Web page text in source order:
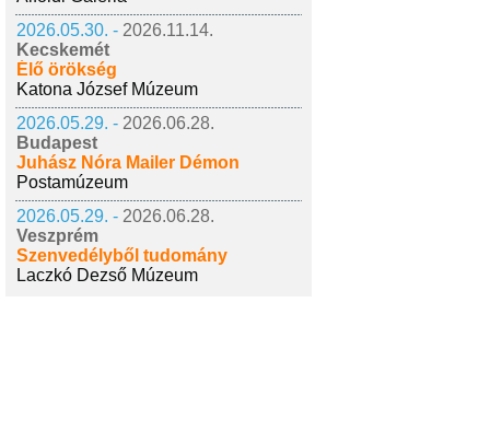
2026.05.30. - 2026.11.14.
Kecskemét
Élő örökség
Katona József Múzeum
2026.05.29. - 2026.06.28.
Budapest
Juhász Nóra Mailer Démon
Postamúzeum
2026.05.29. - 2026.06.28.
Veszprém
Szenvedélyből tudomány
Laczkó Dezső Múzeum